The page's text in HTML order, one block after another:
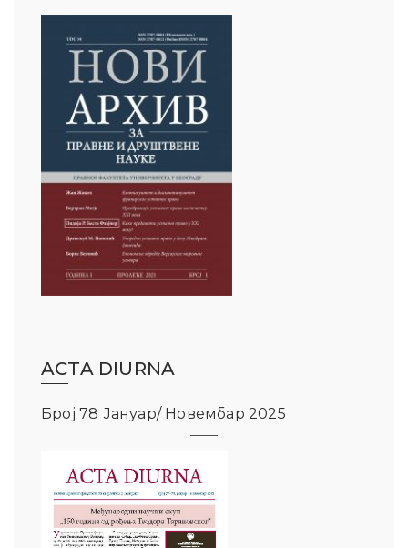
ACTA DIURNA
Број 78 Јануар/ Новембар 2025